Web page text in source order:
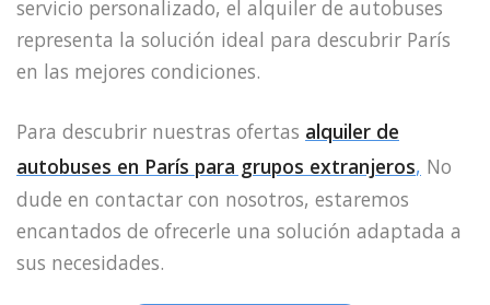
servicio personalizado, el alquiler de autobuses
representa la solución ideal para descubrir París
en las mejores condiciones.
Para descubrir nuestras ofertas alquiler de
autobuses en París para grupos extranjeros, No
dude en contactar con nosotros, estaremos
encantados de ofrecerle una solución adaptada a
sus necesidades.